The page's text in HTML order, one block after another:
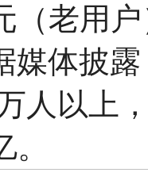
（老用
媒体披
人以上